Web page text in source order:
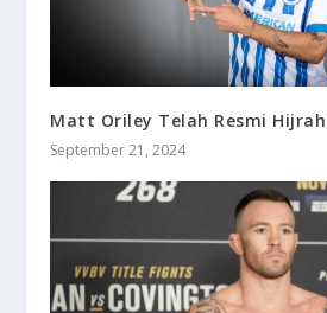
Matt Oriley Telah Resmi
September 21, 2024